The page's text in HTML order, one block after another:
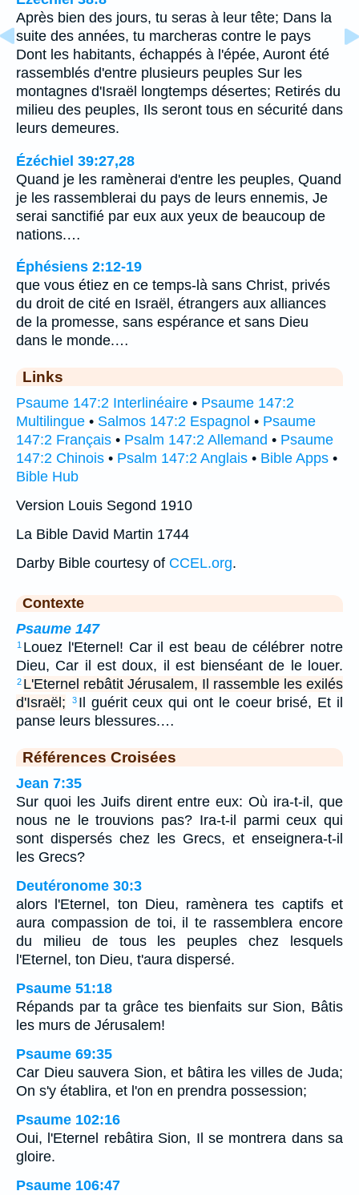
Après bien des jours, tu seras à leur tête; Dans la
suite des années, tu marcheras contre le pays
Dont les habitants, échappés à l'épée, Auront été
rassemblés d'entre plusieurs peuples Sur les
montagnes d'Israël longtemps désertes; Retirés du
milieu des peuples, Ils seront tous en sécurité dans
leurs demeures.
Ézéchiel 39:27,28
Quand je les ramènerai d'entre les peuples, Quand
je les rassemblerai du pays de leurs ennemis, Je
serai sanctifié par eux aux yeux de beaucoup de
nations.…
Éphésiens 2:12-19
que vous étiez en ce temps-là sans Christ, privés
du droit de cité en Israël, étrangers aux alliances
de la promesse, sans espérance et sans Dieu
dans le monde.…
Links
Psaume 147:2 Interlinéaire • Psaume 147:2
Multilingue • Salmos 147:2 Espagnol • Psaume
147:2 Français • Psalm 147:2 Allemand • Psaume
147:2 Chinois • Psalm 147:2 Anglais • Bible Apps •
Bible Hub
Version Louis Segond 1910
La Bible David Martin 1744
Darby Bible courtesy of CCEL.org.
Contexte
Psaume 147
1 Louez l'Eternel! Car il est beau de célébrer notre
Dieu, Car il est doux, il est bienséant de le louer.
2 L'Eternel rebâtit Jérusalem, Il rassemble les exilés
d'Israël;
3 Il guérit ceux qui ont le coeur brisé, Et il
panse leurs blessures.…
Références Croisées
Jean 7:35
Sur quoi les Juifs dirent entre eux: Où ira-t-il, que
nous ne le trouvions pas? Ira-t-il parmi ceux qui
sont dispersés chez les Grecs, et enseignera-t-il
les Grecs?
Deutéronome 30:3
alors l'Eternel, ton Dieu, ramènera tes captifs et
aura compassion de toi, il te rassemblera encore
du milieu de tous les peuples chez lesquels
l'Eternel, ton Dieu, t'aura dispersé.
Psaume 51:18
Répands par ta grâce tes bienfaits sur Sion, Bâtis
les murs de Jérusalem!
Psaume 69:35
Car Dieu sauvera Sion, et bâtira les villes de Juda;
On s'y établira, et l'on en prendra possession;
Psaume 102:16
Oui, l'Eternel rebâtira Sion, Il se montrera dans sa
gloire.
Psaume 106:47